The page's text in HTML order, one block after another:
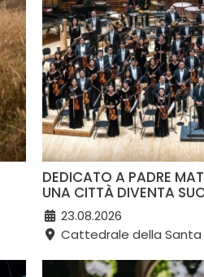
DEDICATO A PADRE
UNA CITTÀ DIVENTA
23.08.2026
Cattedrale della Santa